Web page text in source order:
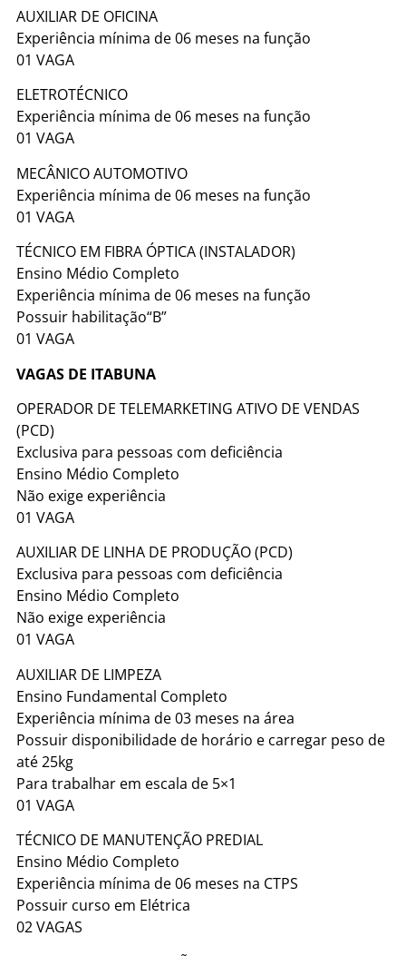
AUXILIAR DE OFICINA
Experiência mínima de 06 meses na função
01 VAGA
ELETROTÉCNICO
Experiência mínima de 06 meses na função
01 VAGA
MECÂNICO AUTOMOTIVO
Experiência mínima de 06 meses na função
01 VAGA
TÉCNICO EM FIBRA ÓPTICA (INSTALADOR)
Ensino Médio Completo
Experiência mínima de 06 meses na função
Possuir habilitação“B”
01 VAGA
VAGAS DE ITABUNA
OPERADOR DE TELEMARKETING ATIVO DE VENDAS
(PCD)
Exclusiva para pessoas com deficiência
Ensino Médio Completo
Não exige experiência
01 VAGA
AUXILIAR DE LINHA DE PRODUÇÃO (PCD)
Exclusiva para pessoas com deficiência
Ensino Médio Completo
Não exige experiência
01 VAGA
AUXILIAR DE LIMPEZA
Ensino Fundamental Completo
Experiência mínima de 03 meses na área
Possuir disponibilidade de horário e carregar peso de
até 25kg
Para trabalhar em escala de 5×1
01 VAGA
TÉCNICO DE MANUTENÇÃO PREDIAL
Ensino Médio Completo
Experiência mínima de 06 meses na CTPS
Possuir curso em Elétrica
02 VAGAS